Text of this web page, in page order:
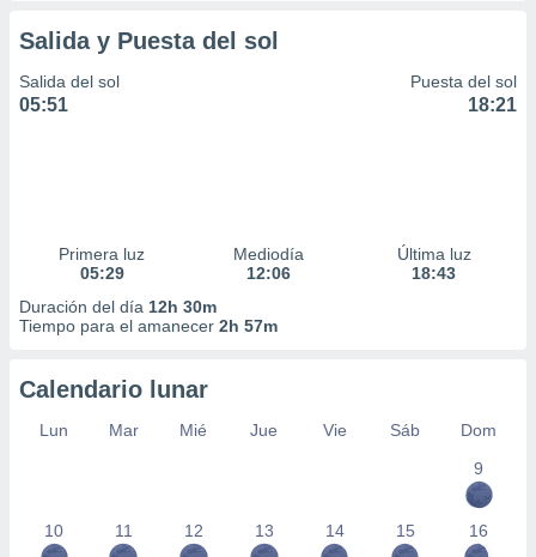
1199
Salida y Puesta del sol
Salida del sol
05:51
Puesta del sol
18:21
Primera luz
05:29
Mediodía
12:06
Última luz
18:43
Duración del día 12h 30m
Tiempo para el amanecer 2h 57m
Calendario lunar
Lun Mar Mié Jue Vie Sáb
Dom
9
10 11 12 13 14 15 16